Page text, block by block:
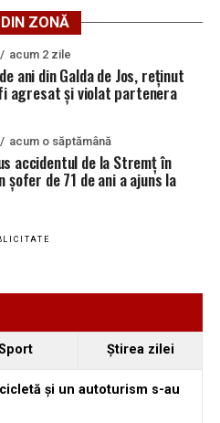
bate pasul pe loc, la
spargere
disponibile la 4
Alba a publicat lista posturilor
de Jos, disponibile la 4
Alba a publicat lista posturilor
disponibile la 4 august
publicat lista posturilor
partenera
NR.
LMV
10 0752172573
pe Google
pe Social Media
ZONĂ
acum 2 zile
ani din Galda de Jos, reținut
agresat și violat partenera
acum o săptămână
accidentul de la Stremț în
șofer de 71 de ani a ajuns la
Ştirea zilei
și un autoturism s-au